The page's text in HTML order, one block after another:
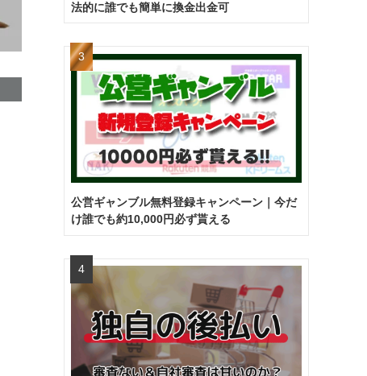
法的に誰でも簡単に換金出金可
公営ギャンブル無料登録キャンペーン｜今だ
け誰でも約10,000円必ず貰える